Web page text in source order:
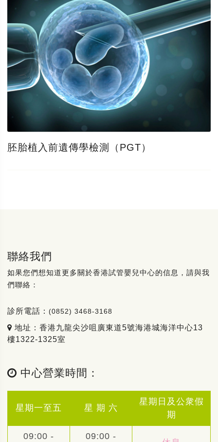
胚胎植入前遺傳學檢測（PGT）
聯絡我們
如果您們想知道更多關於香港試管嬰兒中心的信息，請與我
們聯絡：
診所電話： (0852) 3468-3168
地址：香港九龍尖沙咀廣東道5號海港城海洋中心13
樓1322-1325室
中心營業時間：
星期一至五 星 期 六
星期日及公衆假
期
09:00 - 09:00 -